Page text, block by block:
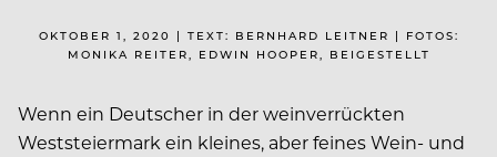
OKTOBER 1, 2020 | TEXT: BERNHARD LEITNER | FOTOS:
MONIKA REITER, EDWIN HOOPER, BEIGESTELLT
Wenn ein Deutscher in der weinverrückten
Weststeiermark ein kleines, aber feines Wein- und